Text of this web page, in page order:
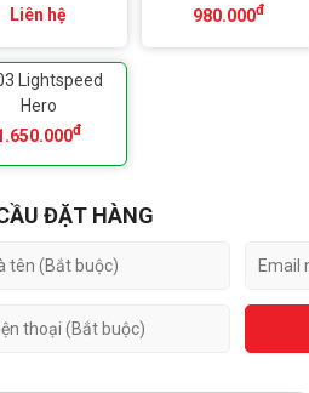
Liên hệ
980.000đ
Lightspeed
Hero
đ
ĐẶT HÀNG